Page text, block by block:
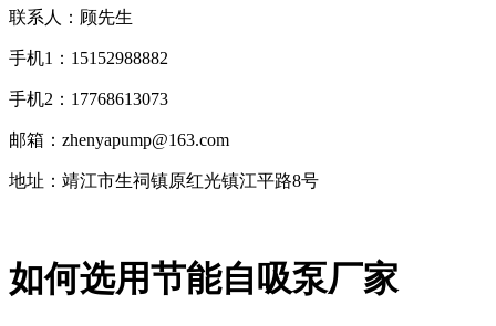
联系人：顾先生
手机1：15152988882
手机2：17768613073
邮箱：zhenyapump@163.com
地址：靖江市生祠镇原红光镇江平路8号
如何选用节能自吸泵厂家